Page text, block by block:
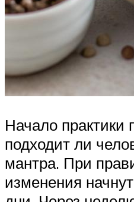
Начало практики
подходит ли
мантра. При
изменения